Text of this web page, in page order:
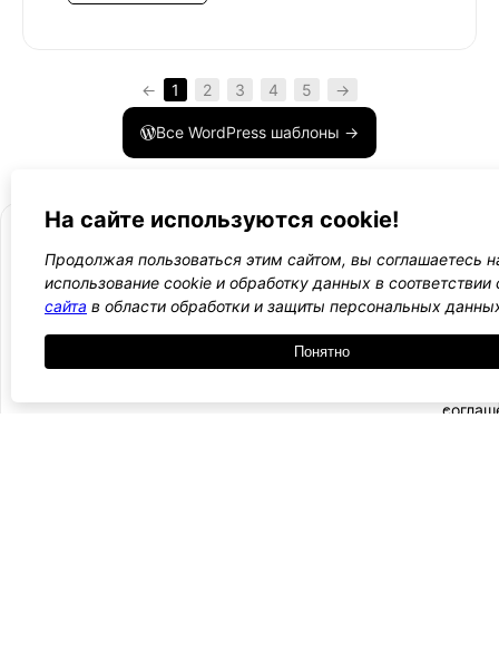
← 1 2 3 4 5 →
Все WordPress шаблоны →
Ещё один сайт на WordPress 💛
-
-
-
На сайте используются cookie!
Продолжая пользоваться этим сайтом, вы соглашаетесь
использование cookie и обработку данных в соответствии
сайта в области обработки и защиты персональных
Понятно